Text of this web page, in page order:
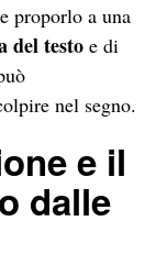
e proporlo a una
del testo e di
nel segno.
e il
dalle